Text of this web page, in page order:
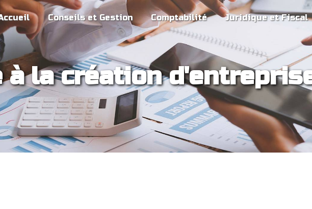
Conseils et Gestion Comptabilité Juridique et Fiscal
à la création